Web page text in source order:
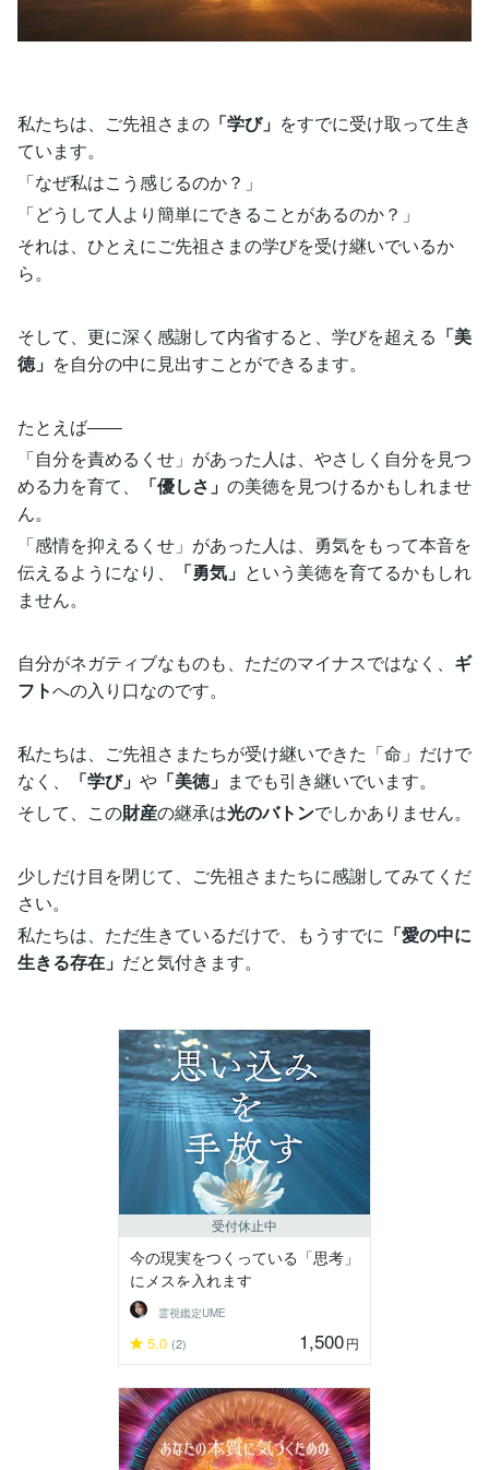
私たちは、ご先祖さまの 「学び」 をすでに受け取って生き
ています。
「なぜ私はこう感じるのか？」
「どうして人より簡単にできることがあるのか？」
それは、ひとえにご先祖さまの学びを受け継いでいるか
ら。
そして、更に深く感謝して内省すると、学びを超える 「美
徳」 を自分の中に見出すことができるます。
たとえば――
「自分を責めるくせ」があった人は、やさしく自分を見つ
める力を育て、
「優しさ」 の美徳を見つけるかもしれませ
ん。
「感情を抑えるくせ」があった人は、勇気をもって本音を
伝えるようになり、
「勇気」 という美徳を育てるかもしれ
ません。
自分がネガティブなものも、ただのマイナスではなく、 ギ
フトへの入り口なのです。
私たちは、ご先祖さまたちが受け継いできた「命」だけで
なく、
「学び」 や 「美徳」 までも引き継いでいます。
そして、この財産の継承は光のバトンでしかありません。
少しだけ目を閉じて、ご先祖さまたちに感謝してみてくだ
さい。
私たちは、ただ生きているだけで、もうすでに 「愛の中に
生きる存在」 だと気付きます。
受付休止中
今の現実をつくっている「思考」
にメスを入れます
霊視鑑定UME
5.0 (2) 1,500円